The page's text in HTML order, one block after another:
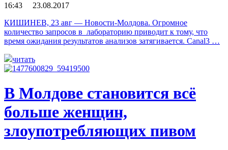
16:43 23.08.2017
КИШИНЕВ, 23 авг — Новости-Молдова. Огромное
количество запросов в лабораторию приводит к тому, что
время ожидания результатов анализов затягивается. Canal3 …
читать
В Молдове становится всё
больше женщин,
злоупотребляющих пивом